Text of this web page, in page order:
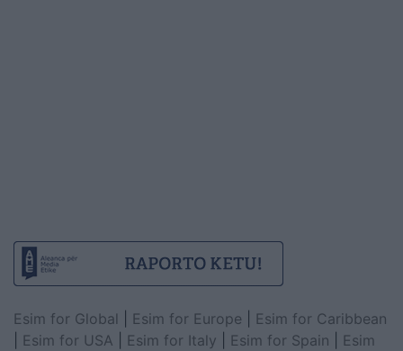
Esim for Global Esim for Europe
Esim for Caribbean
Esim for USA Esim for Italy Esim for Spain
Esim